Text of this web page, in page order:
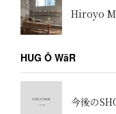
Hiroyo
HUG Ō WäR
今後の